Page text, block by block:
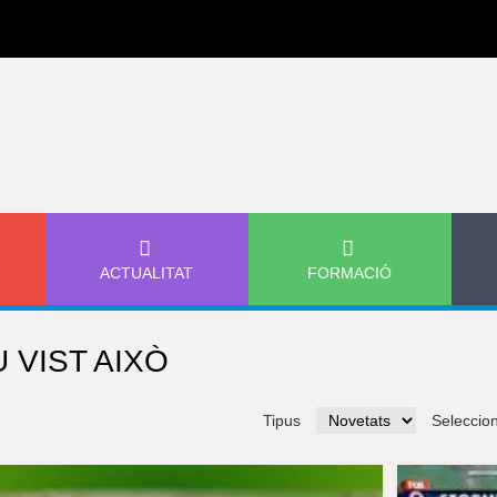
ACTUALITAT FORMACIÓ
VIST AIXÒ
Tipus